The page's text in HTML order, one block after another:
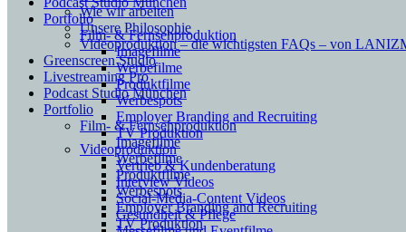
Portfolio
Film- & Fernsehproduktion
Imagefilme
Werbefilme
Produktfilme
Werbespots
Employer Branding and Recruiting
TV Produktion
Videoproduktion
Vertrieb & Kundenberatung
Interview Videos
Social-Media-Content Videos
Gesundheit & Pflege
Wie wir arbeiten
Unsere Philosophie
Videoproduktion – die wichtigsten FAQs – von
Greenscreen Studio
Livestreaming Pro
Podcast Studio München
Portfolio
Film- & Fernsehproduktion
Imagefilme
Werbefilme
Produktfilme
Werbespots
Employer Branding and Recruiting
TV Produktion